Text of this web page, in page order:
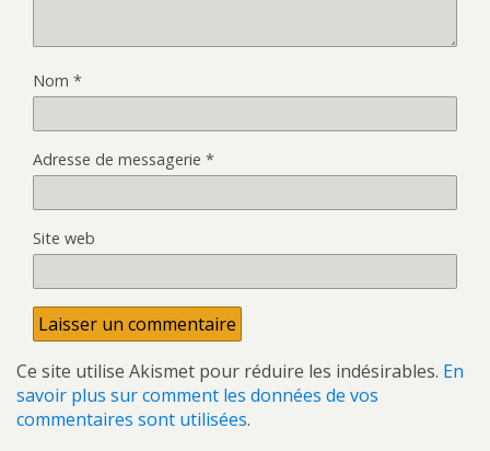
Nom *
Adresse de messagerie *
Site web
Ce site utilise Akismet pour réduire les indésirables. En
savoir plus sur comment les données de vos
commentaires sont utilisées.